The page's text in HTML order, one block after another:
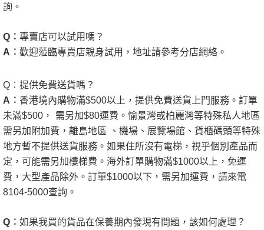
詢。
Q ︰ 專賣店可以試用嗎？
A ︰ 歡迎蒞臨專賣店親身試用，地址請參考分店網絡。
Q ︰ 提供免費送貨嗎？
A ︰ 香港境內購物滿$500以上，提供免費送貨上門服務。訂單
未滿$500 ， 需另加$80運費。愉景灣或柏麗灣等特殊私人地區
需另加附加費，離島地區
、機場、展覽場館、貨櫃碼頭等特殊
地方暫不提供送貨服務。如果住所沒有電梯，視乎個別產品而
定，可能需另加樓梯費。海外訂單購物滿$1000以上，免運
費，大型產品除外。訂單$1000以下，需另加運費，請來電
8104-5000查詢。
Q ︰ 如果我買的貨品在保養期內發現有問題，該如何處理？